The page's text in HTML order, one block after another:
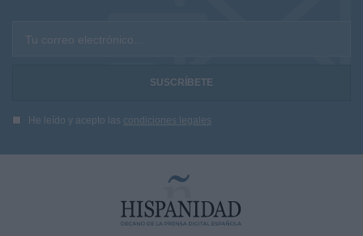
Tu correo electrónico...
He leído y acepto las condiciones legales